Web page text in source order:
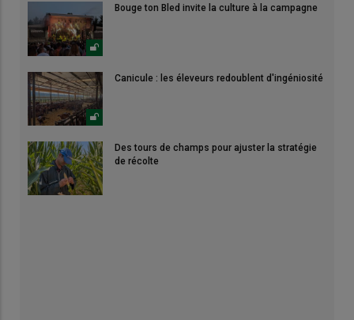
Bouge ton Bled invite la culture à la campagne
Canicule : les éleveurs redoublent d'ingéniosité
Des tours de champs pour ajuster la stratégie
de récolte